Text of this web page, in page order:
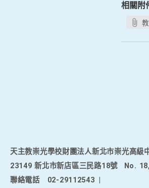
相關附
天主教崇光學校財團法人新北市崇光高級
23149 新北市新店區三民路18號
No.
聯絡電話
02-29112543